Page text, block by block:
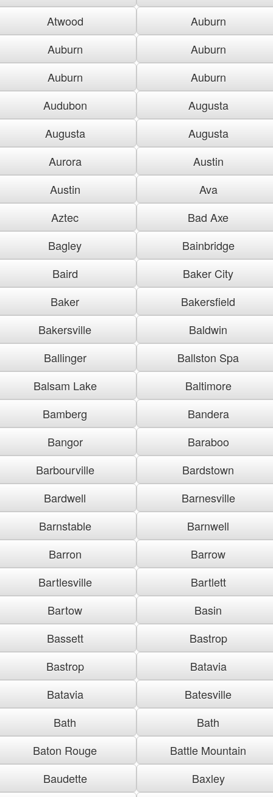
Atwood
Auburn
Auburn
Auburn
Auburn
Auburn
Audubon
Augusta
Augusta
Augusta
Aurora
Austin
Austin
Ava
Aztec
Bad Axe
Bagley
Bainbridge
Baird
Baker City
Baker
Bakersfield
Bakersville
Baldwin
Ballinger
Ballston Spa
Balsam Lake
Baltimore
Bamberg
Bandera
Bangor
Baraboo
Barbourville
Bardstown
Bardwell
Barnesville
Barnstable
Barnwell
Barron
Barrow
Bartlesville
Bartlett
Bartow
Basin
Bassett
Bastrop
Bastrop
Batavia
Batavia
Batesville
Bath
Bath
Baton Rouge
Battle Mountain
Baudette
Baxley